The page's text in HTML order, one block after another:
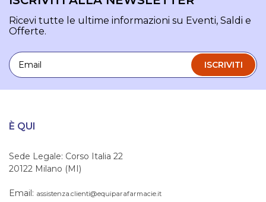
Ricevi tutte le ultime informazioni su Eventi, Saldi e
Offerte.
Email
ISCRIVITI
È QUI
Sede Legale: Corso Italia 22
20122 Milano (MI)
Email: assistenza.clienti@equiparafarmacie.it